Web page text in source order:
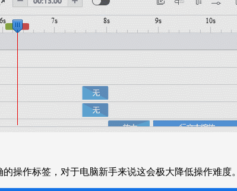
操作标签，对于电脑新手来说这会极大降低操作难度。